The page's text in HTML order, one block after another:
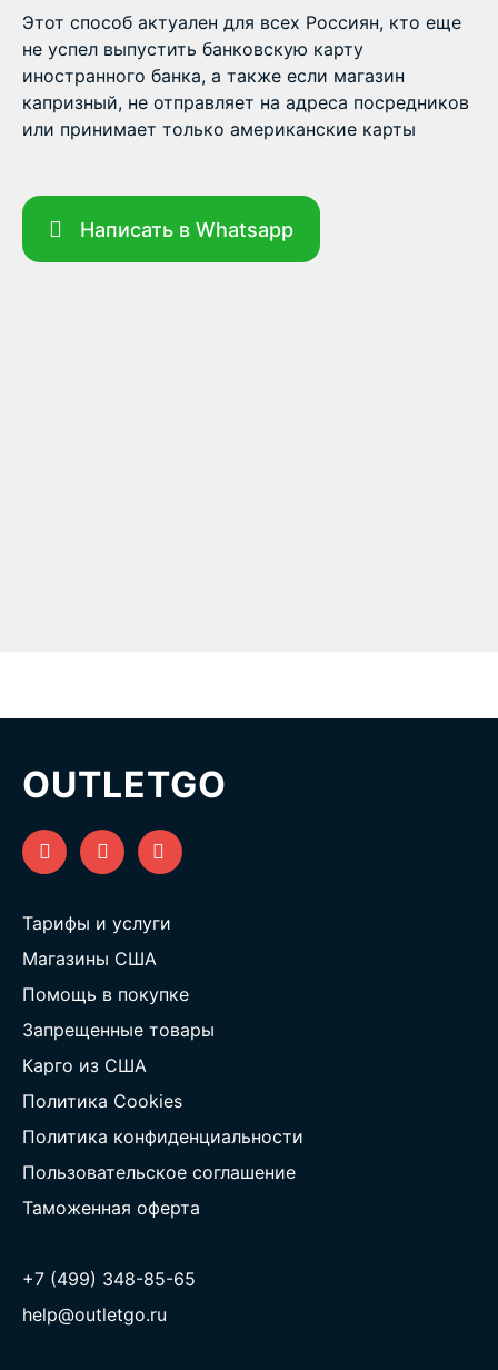
Этот способ актуален для всех Россиян, кто еще
не успел выпустить банковскую карту
иностранного банка, а также если магазин
капризный, не отправляет на адреса посредников
или принимает только американские карты
Написать в Whatsapp
OUTLETGO
Тарифы и услуги
Магазины США
Помощь в покупке
Запрещенные товары
Карго из США
Политика Cookies
Политика конфиденциальности
Пользовательское соглашение
Таможенная оферта
+7 (499) 348-85-65
help@outletgo.ru